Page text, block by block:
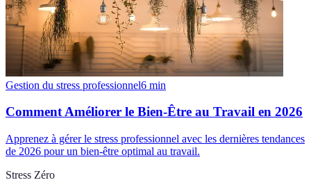
Gestion du stress professionnel6 min
Comment Améliorer le Bien-Être au Travail en 2026
Apprenez à gérer le stress professionnel avec les dernières tendances
de 2026 pour un bien-être optimal au travail.
Stress Zéro